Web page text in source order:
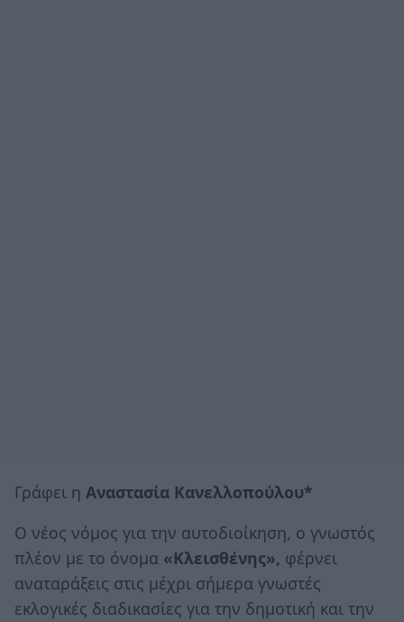
Γράφει η Αναστασία Κανελλοπούλου*
Ο νέος νόμος για την αυτοδιοίκηση, ο γνωστός
πλέον με το όνομα «Κλεισθένης», φέρνει
αναταράξεις στις μέχρι σήμερα γνωστές
εκλογικές διαδικασίες για την δημοτική και την